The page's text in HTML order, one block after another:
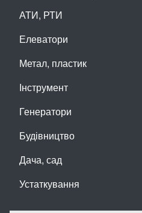
АТИ, РТИ
Елеватори
Метал, пластик
Інструмент
Генератори
Будівництво
Дача, сад
Устаткування